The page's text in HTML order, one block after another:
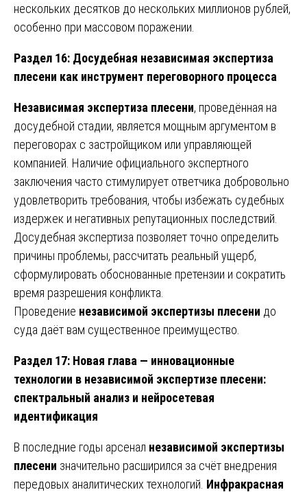
нескольких десятков до нескольких миллионов рублей,
особенно при массовом поражении.
Раздел 16: Досудебная независимая экспертиза
плесени как инструмент переговорного процесса
Независимая экспертиза плесени, проведённая на
досудебной стадии, является мощным аргументом в
переговорах с застройщиком или управляющей
компанией. Наличие официального экспертного
заключения часто стимулирует ответчика добровольно
удовлетворить требования, чтобы избежать судебных
издержек и негативных репутационных последствий.
Досудебная экспертиза позволяет точно определить
причины проблемы, рассчитать реальный ущерб,
сформулировать обоснованные претензии и сократить
время разрешения конфликта.
Проведение независимой экспертизы плесени до
суда даёт вам существенное преимущество.
Раздел 17: Новая глава — инновационные
технологии в независимой экспертизе плесени:
спектральный анализ и нейросетевая
идентификация
В последние годы арсенал независимой экспертизы
плесени значительно расширился за счёт внедрения
передовых аналитических технологий. Инфракрасная